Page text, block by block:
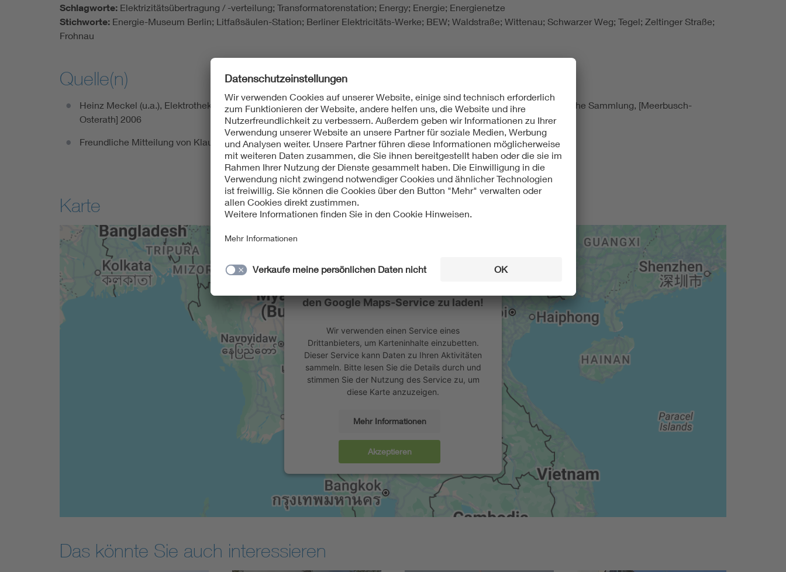
Schlagworte: Elektrizitätsübertragung / -verteilung; Transformatorenstation; Energy; Energie; Energienetze
Stichworte: Energie-Museum Berlin; Litfaßsäulen-Station; Berliner Elektricitäts-Werke; BEW; Waldstraße; Wittenau; Schwarzer Weg; Tegel; Zeltinger Straße;
Frohnau
Quelle(n)
Heinz Meckel (u.a.), Elektrothek Osterath. 100 Jahre elektrische Energieverteilung. Ein Führer durch die gerätetechnische Sammlung, [Meerbusch-
Osterath] 2006
Freundliche Mitteilung von Klaus G. Krämer, Energie-Museum Berlin
Karte
den Google Maps-Service zu laden!
Wir verwenden einen Service eines
Drittanbieters, um Karteninhalte einzubetten.
Dieser Service kann Daten zu Ihren Aktivitäten
sammeln. Bitte lesen Sie die Details durch und
stimmen Sie der Nutzung des Service zu, um
diese Karte anzuzeigen.
Mehr Informationen
Akzeptieren
Das könnte Sie auch interessieren